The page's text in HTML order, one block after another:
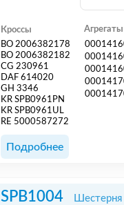
Кроссы
BO 2006382178
BO 2006382182
CG 230961
DAF 614020
GH 3346
KR SPB0961PN
KR SPB0961UL
RE 5000587272
Агрегаты
Подробнее
SPB1004 Шестерня